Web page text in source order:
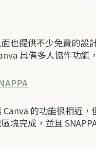
面也提供不少免費的
具備多人協作功能
Canva 的功能很相近
區塊完成，並且